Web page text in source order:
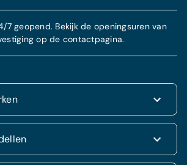
7 geopend. Bekijk de openingsuren van
op de contactpagina.